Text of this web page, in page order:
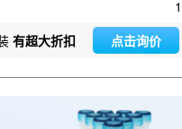
有超大折扣 点击询价